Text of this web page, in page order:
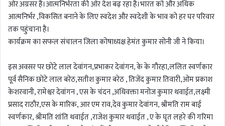
ओर अग्रसर है।आत्मनिर्भरता की ओर देश बढ़ रहा है।भारत को और अधिक
आत्मनिर्भर ,विकसित बनाने के लिए स्वदेश और स्वदेशी के भाव को हर घर परिवार
तक पहुंचाना है।
कार्यक्रम का सफल संचालन जिला कोषाध्यक्ष हेमंत कुमार सोनी जी ने किया।
इस अवसर पर छोटे लाल देवांगन,प्रभाकर देवांगन, के के गौरहा,ललित स्वर्णकार
पूर्व सैनिक छोटे लाल बरेठ,सतीश कुमार बरेठ , तिजेंद कुमार तिवारी,ओम प्रकाश
केशरवानी, रामेश्वर देवांगन , एस के चंदन ,अधिवक्ता मनोज कुमार थवाईत,लक्ष्मी
प्रसाद राठौर,एस के मारिक, आर एम राव,देव कुमार देवांगन, श्रीमति राम बाई
स्वर्णकार, श्रीमति शांति थवाईत ,राजेश कुमार थवाईत , ए के घृत लहरे की गरिमा